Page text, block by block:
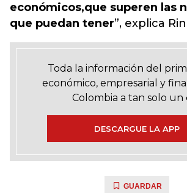
económicos,que superen las
que puedan tener”, explica
Toda la información del
económico, empresarial y
Colombia a tan solo un
DESCARGUE LA APP
GUARDAR